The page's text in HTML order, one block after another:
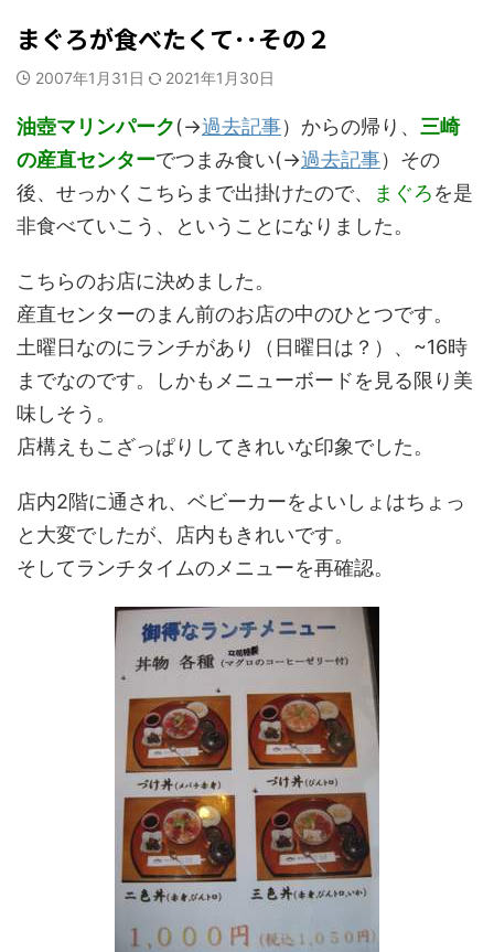
まぐろが食べたくて･･その２
2007年1月31日 2021年1月30日
油壺マリンパーク(→過去記事）からの帰り、 三崎
の産直センターでつまみ食い(→過去記事）その
後、せっかくこちらまで出掛けたので、
まぐろを是
非食べていこう、ということになりました。
こちらのお店に決めました。
産直センターのまん前のお店の中のひとつです。
土曜日なのにランチがあり（日曜日は？）、~16時
までなのです。しかもメニューボードを見る限り美
味しそう。
店構えもこざっぱりしてきれいな印象でした。
店内2階に通され、ベビーカーをよいしょはちょっ
と大変でしたが、店内もきれいです。
そしてランチタイムのメニューを再確認。